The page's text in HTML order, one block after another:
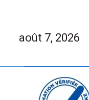
août 7, 2026